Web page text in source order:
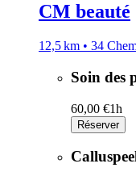
CM beauté
12,5 km • 34
Soin des
60,00 €1h
Réserver